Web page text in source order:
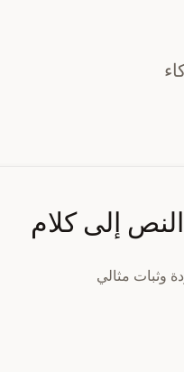
وثبات مثالي